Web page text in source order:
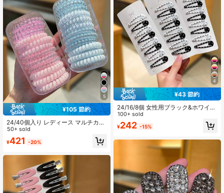
5
¥105 節約
24/40個入り レディース マルチカラ
ー スパイラルヘアゴム 高弾性 ヘア
バンド スイートでかわいいスタイル
レディースヘアアクセサリー デイリ
ヘアアクセサリー レディースアクセ
50+ sold
¥421 -20%
4
¥43 節約
24/16/8個 女性用ブラック&ホワイト
水玉ヘアクリップ、オーバルBBクリ
ップ、スイート&キュートスタイル、
Y2Kアクセサリー、女性用ヘアアク
ピング、旅行、キャンパス、デート
に適しています
100+ sold
¥242 -15%